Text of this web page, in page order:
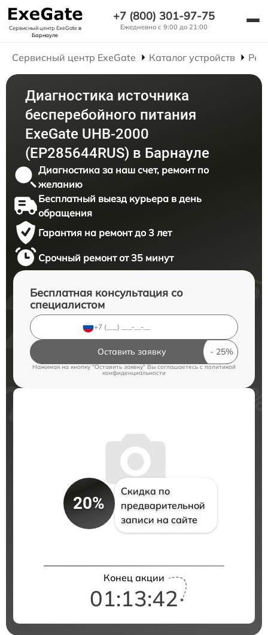
Сервисный центр ExeGateв
Барнауле
+7 (800) 301-97-75
Ежедневно с 9:00 до 21:00
Сервисный центр ExeGate Каталог устройств
Диагностика источника
бесперебойного питания
ExeGate UHB-2000
(EP285644RUS) в Барнауле
Диагностика за наш счет, ремонт по
желанию
Бесплатный выезд курьера в день
обращения
Гарантия на ремонт до 3 лет
Срочный ремонт от 35 минут
Бесплатная консультация со
специалистом
Оставить заявку
Нажимая на кнопку "Оставить заявку" Вы соглашаетесь cполитикой
конфиденциальности
20%
Скидка по
предварительной
записи на сайте
Конец акции
01:13:42